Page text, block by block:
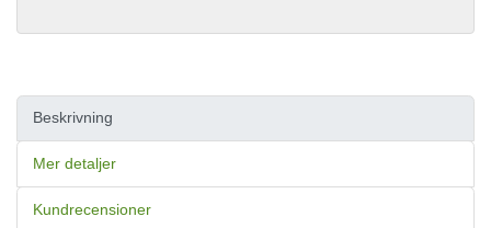
Beskrivning
Mer detaljer
Kundrecensioner